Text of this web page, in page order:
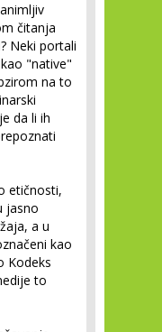
čitanja
Neki portali
"native"
na to
da li ih
etičnosti,
jasno
a u
kao
Kodeks
to